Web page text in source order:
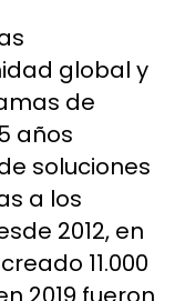
global y
de
años
soluciones
a los
2012, en
11.000